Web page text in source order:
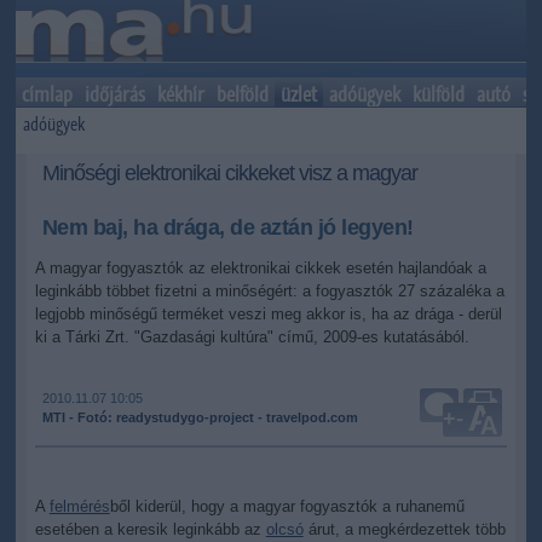
címlap időjárás kékhír belföld üzlet adóügyek külföld autó
adóügyek
Minőségi elektronikai cikkeket visz a magyar
Nem baj, ha drága, de aztán jó legyen!
A magyar fogyasztók az elektronikai cikkek esetén hajlandóak a
leginkább többet fizetni a minőségért: a fogyasztók 27 százaléka a
legjobb minőségű terméket veszi meg akkor is, ha az drága - derül
ki a Tárki Zrt. "Gazdasági kultúra" című, 2009-es kutatásából.
2010.11.07 10:05
MTI - Fotó: readystudygo-project - travelpod.com
+-
A felmérésből kiderül, hogy a magyar fogyasztók a ruhanemű
esetében a keresik leginkább az olcsóárut, a megkérdezettek több